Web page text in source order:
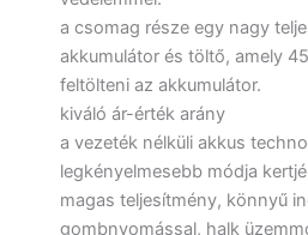
a csomag része egy nagy
akkumulátor és töltő, amely
feltölteni az akkumulátor.
kiváló ár-érték arány
a vezeték nélküli akkus
legkényelmesebb módja
magas teljesítmény, könnyű
gombnyomással, halk